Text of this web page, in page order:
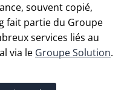
souvent copié,
fait partie du Groupe
services liés au
via le Groupe Solution.